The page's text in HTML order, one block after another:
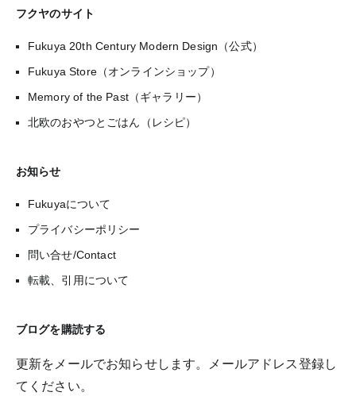
フクヤのサイト
Fukuya 20th Century Modern Design（公式）
Fukuya Store（オンラインショップ）
Memory of the Past（ギャラリー）
北欧のおやつとごはん（レシピ）
お知らせ
Fukuyaについて
プライバシーポリシー
問い合せ/Contact
転載、引用について
ブログを購読する
更新をメールでお知らせします。メールアドレス登録し
てください。